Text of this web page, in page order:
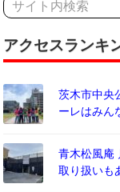
アクセスランキ
茨木市中央
ーレはみん
青木松風庵
取り扱いも